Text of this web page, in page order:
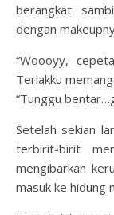
berangkat
dengan
“Woooyy,
Teriakku
“Tunggu
Setelah sekian
terbirit-birit
mengibarkan
masuk ke hidung